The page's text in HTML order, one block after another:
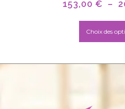
153,00 € –
Choix des